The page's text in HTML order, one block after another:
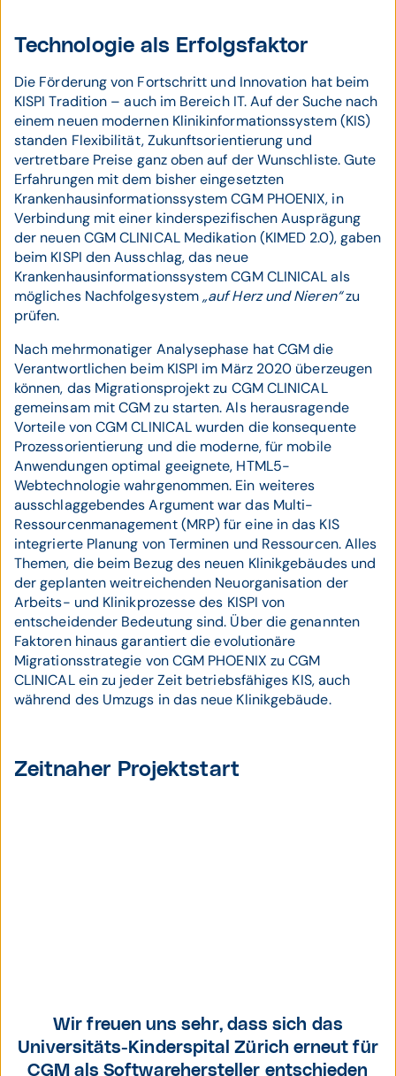
Technologie als Erfolgsfaktor
Die Förderung von Fortschritt und Innovation hat beim
KISPI Tradition – auch im Bereich IT. Auf der Suche nach
einem neuen modernen Klinikinformationssystem (KIS)
standen Flexibilität, Zukunftsorientierung und
vertretbare Preise ganz oben auf der Wunschliste. Gute
Erfahrungen mit dem bisher eingesetzten
Krankenhausinformationssystem CGM PHOENIX, in
Verbindung mit einer kinderspezifischen Ausprägung
der neuen CGM CLINICAL Medikation (KIMED 2.0), gaben
beim KISPI den Ausschlag, das neue
Krankenhausinformationssystem CGM CLINICAL als
mögliches Nachfolgesystem„auf Herz und Nieren“zu
prüfen.
Nach mehrmonatiger Analysephase hat CGM die
Verantwortlichen beim KISPI im März 2020 überzeugen
können, das Migrationsprojekt zu CGM CLINICAL
gemeinsam mit CGM zu starten. Als herausragende
Vorteile von CGM CLINICAL wurden die konsequente
Prozessorientierung und die moderne, für mobile
Anwendungen optimal geeignete, HTML5-
Webtechnologie wahrgenommen. Ein weiteres
ausschlaggebendes Argument war das Multi-
Ressourcenmanagement (MRP) für eine in das KIS
integrierte Planung von Terminen und Ressourcen. Alles
Themen, die beim Bezug des neuen Klinikgebäudes und
der geplanten weitreichenden Neuorganisation der
Arbeits- und Klinikprozesse des KISPI von
entscheidender Bedeutung sind. Über die genannten
Faktoren hinaus garantiert die evolutionäre
Migrationsstrategie von CGM PHOENIX zu CGM
CLINICAL ein zu jeder Zeit betriebsfähiges KIS, auch
während des Umzugs in das neue Klinikgebäude.
Zeitnaher Projektstart
Wir freuen uns sehr, dass sich das
Universitäts-Kinderspital Zürich erneut für
CGM als Softwarehersteller entschieden